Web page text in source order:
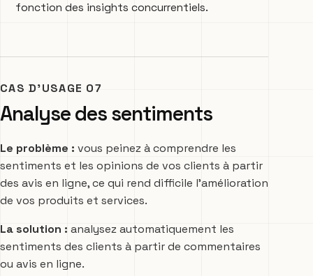
fonction des insights concurrentiels.
CAS D’USAGE 07
Analyse des sentiments
Le problème : vous peinez à comprendre les
sentiments et les opinions de vos clients à partir
des avis en ligne, ce qui rend difficile l’amélioration
de vos produits et services.
La solution : analysez automatiquement les
sentiments des clients à partir de commentaires
ou avis en ligne.